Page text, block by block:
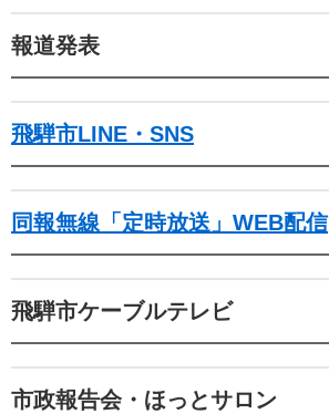
報道発表
飛騨市LINE・SNS
同報無線「定時放送」WEB配信
飛騨市ケーブルテレビ
市政報告会・ほっとサロン